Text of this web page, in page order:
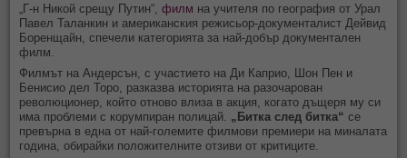
„Г-н Никой срещу Путин“,филм на учителя по география от Урал
Павел Таланкин и американския режисьор-документалист Дейвид
Боренщайн, спечели категорията за най-добър документален
филм.
Филмът на Андерсън, с участието на Ди Каприо, Шон Пен и
Бенисио дел Торо, разказва историята на разочарован
революционер, който отново влиза в акция, когато дъщеря му си
има проблеми с корумпиран полицай. „Битка след битка“ се
превърна в една от най-големите филмови премиери на миналата
година, обирайки положителните отзиви от критиците.